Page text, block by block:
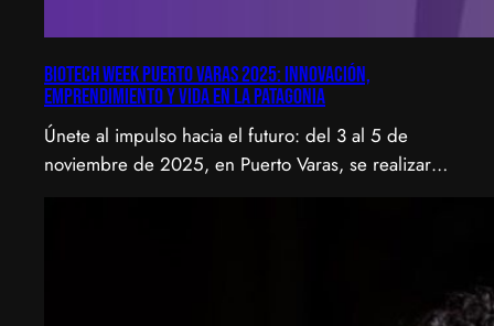
Biotech Week Puerto Varas 2025: Innovación,
emprendimiento y vida en la Patagonia
Únete al impulso hacia el futuro: del 3 al 5 de
noviembre de 2025, en Puerto Varas, se realizará